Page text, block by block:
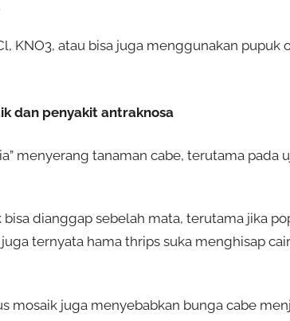
KNO3, atau bisa juga menggunakan pupuk
dan penyakit antraknosa
menyerang tanaman cabe, terutama pada
dianggap sebelah mata, terutama jika
ternyata hama thrips suka menghisap
mosaik juga menyebabkan bunga cabe